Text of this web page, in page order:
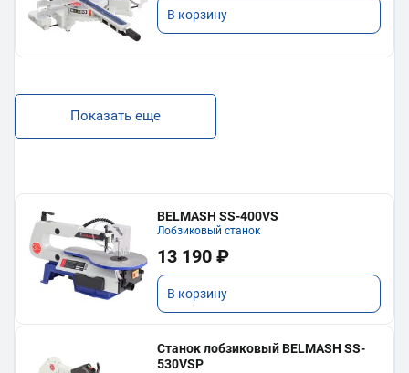
В корзину
Показать еще
BELMASH SS-400VS
Лобзиковый станок
13 190 ₽
В корзину
Станок лобзиковый BELMASH SS-
530VSP